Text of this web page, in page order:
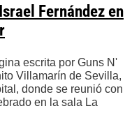
Fernández en
escrita por Guns N'
Villamarín de Sevilla,
donde se reunió con
en la sala La